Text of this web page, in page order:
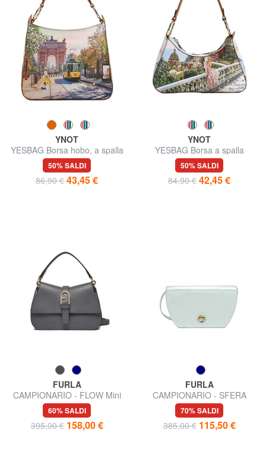
YNOT
YESBAG Borsa hobo, a spalla
50% SALDI
86,90 € 43,45 €
YNOT
YESBAG Borsa a spalla
50% SALDI
84,90 € 42,45 €
FURLA
CAMPIONARIO - FLOW Mini
Bag a mano, con tracolla
60% SALDI
395,00 € 158,00 €
FURLA
CAMPIONARIO - SFERA
Micro Bag a tracolla
70% SALDI
385,00 € 115,50 €